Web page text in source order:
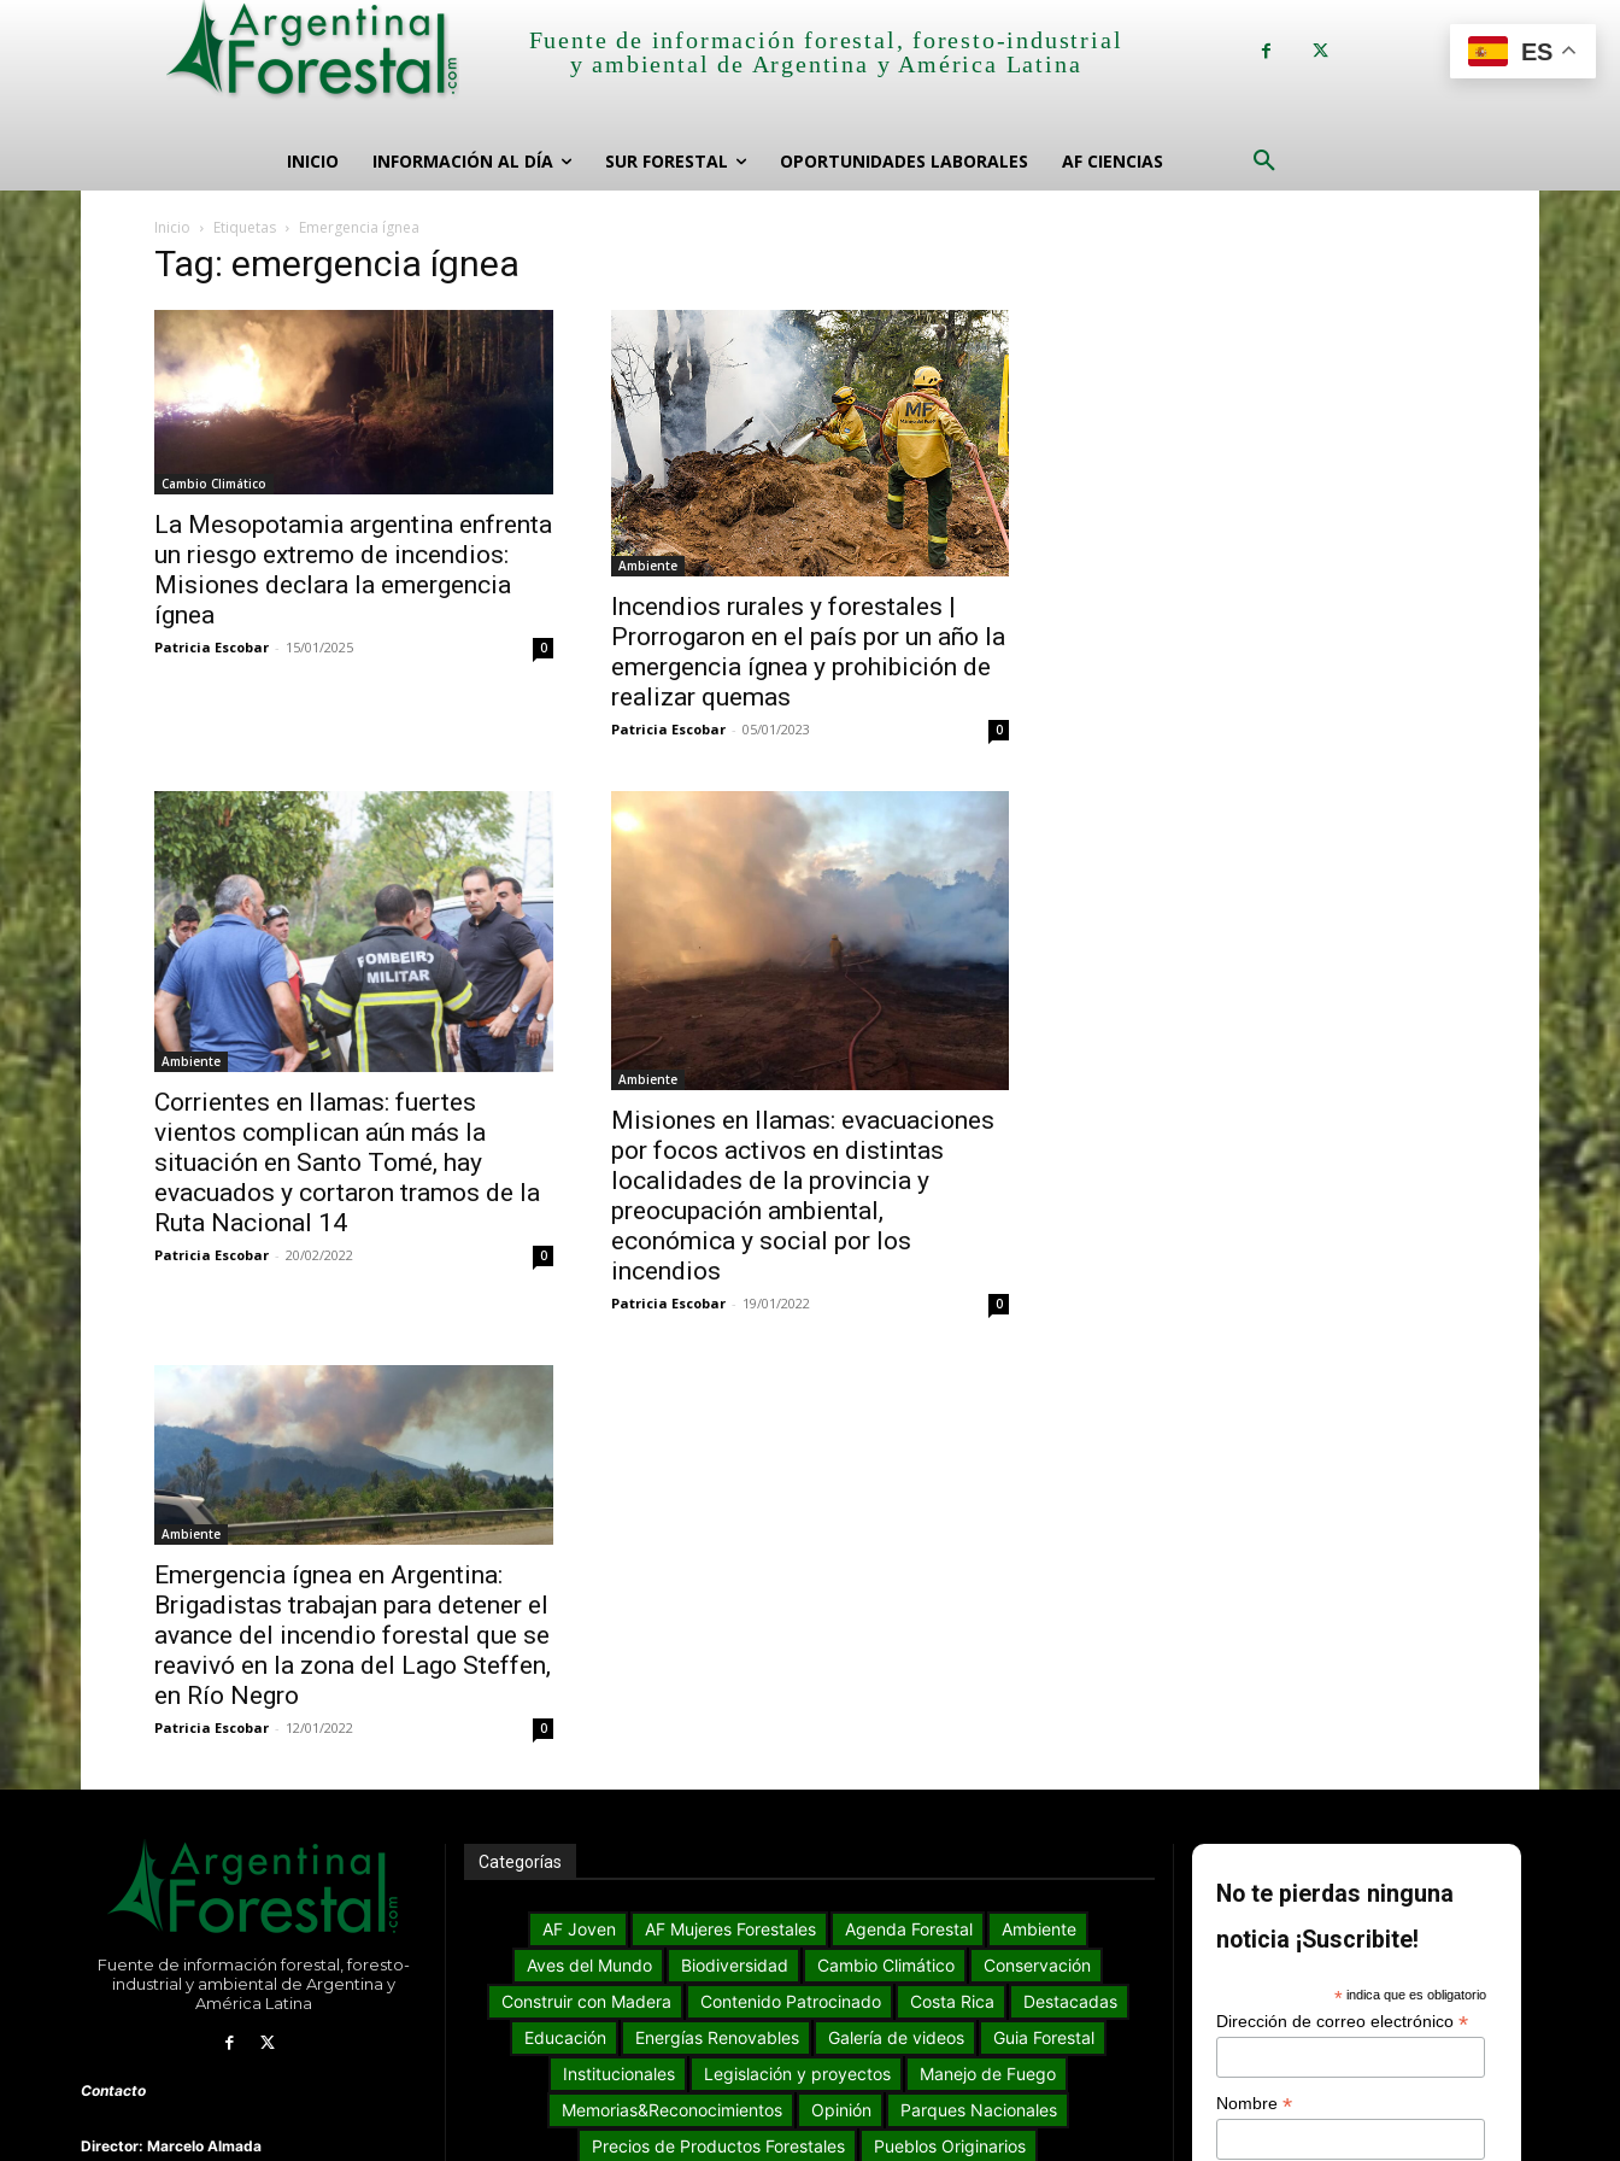
Fuente de información forestal, foresto-industrial
y ambiental de Argentina y América Latina
INICIO INFORMACIÓN AL DÍA SUR FORESTAL OPORTUNIDADES LABORALES AF CIENCIAS
Inicio Etiquetas Emergencia ígnea
Tag: emergencia ígnea
Cambio Climático
La Mesopotamia argentina enfrenta
un riesgo extremo de incendios:
Misiones declara la emergencia
ígnea
Patricia Escobar - 15/01/2025 0
Ambiente
Incendios rurales y forestales |
Prorrogaron en el país por un año la
emergencia ígnea y prohibición de
realizar quemas
Patricia Escobar - 05/01/2023 0
Ambiente
Corrientes en llamas: fuertes
vientos complican aún más la
situación en Santo Tomé, hay
evacuados y cortaron tramos de la
Ruta Nacional 14
Patricia Escobar - 20/02/2022 0
Ambiente
Misiones en llamas: evacuaciones
por focos activos en distintas
localidades de la provincia y
preocupación ambiental,
económica y social por los
incendios
Patricia Escobar - 19/01/2022 0
Ambiente
Emergencia ígnea en Argentina:
Brigadistas trabajan para detener el
avance del incendio forestal que se
reavivó en la zona del Lago Steffen,
en Río Negro
Patricia Escobar - 12/01/2022 0
Fuente de información forestal, foresto-
industrial y ambiental de Argentina y
América Latina
Contacto
Director: Marcelo Almada
Categorías
AF Joven AF Mujeres Forestales Agenda Forestal
Ambiente
Aves del Mundo
Biodiversidad Cambio Climático
Conservación
Construir con Madera
Contenido Patrocinado Costa Rica
Destacadas
Educación
Energías Renovables Galería de videos
Guia Forestal
Institucionales
Legislación y proyectos
Manejo de Fuego
Memorias&Reconocimientos
Opinión
Parques Nacionales
Precios de Productos Forestales
Pueblos Originarios
No te pierdas ninguna
noticia ¡Suscribite!
*indica que es obligatorio
Dirección de correo electrónico*
Nombre*
ES